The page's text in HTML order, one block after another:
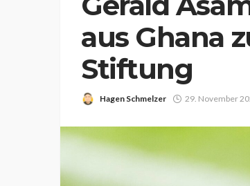
aus Ghana
Stiftung
Hagen Schmelzer 29. November